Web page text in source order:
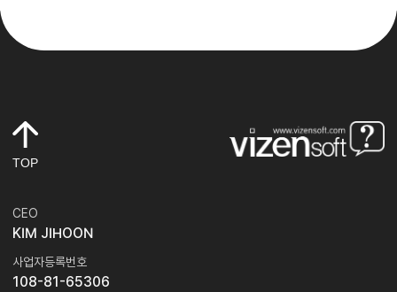
TOP
CEO
KIM JIHOON
사업자등록번호
108-81-65306